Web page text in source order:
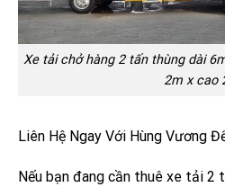
Xe tải chở hàng 2 tấn thùng dài
2m x cao
Liên Hệ Ngay Với Hùng Vương
Nếu bạn đang cần thuê xe tải 2